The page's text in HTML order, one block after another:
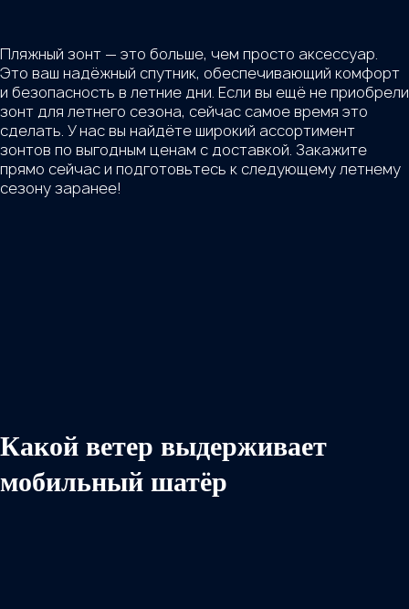
Пляжный зонт — это больше, чем просто аксессуар.
Это ваш надёжный спутник, обеспечивающий комфорт
и безопасность в летние дни. Если вы ещё не приобрели
зонт для летнего сезона, сейчас самое время это
сделать. У нас вы найдёте широкий ассортимент
зонтов по выгодным ценам с доставкой. Закажите
прямо сейчас и подготовьтесь к следующему летнему
сезону заранее!
Какой ветер выдерживает
мобильный шатёр